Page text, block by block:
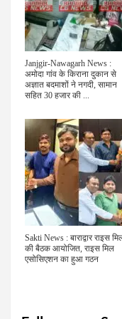
Janjgir-Nawagarh News :
अमोदा गांव के किराना दुकान से
अज्ञात बदमाशों ने नगदी, सामान
सहित 30 हजार की ...
Sakti News : बाराद्वार राइस
की बैठक आयोजित, राइस मिल
एसोसिएशन का हुआ गठन